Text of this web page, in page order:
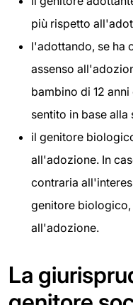
più rispetto
l'adottando, se ha
assenso
bambino di 12
sentito in base
il genitore
all'adozione. In
contraria
genitore
all'adozione.
La